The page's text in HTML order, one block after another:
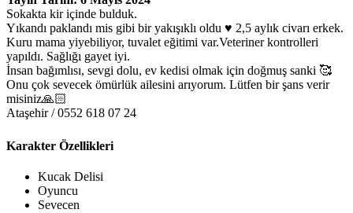
Sokakta kir içinde bulduk.
Yıkandı paklandı mis gibi bir yakışıklı oldu ♥️ 2,5 aylık civarı erkek.
Kuru mama yiyebiliyor, tuvalet eğitimi var.Veteriner kontrolleri
yapıldı. Sağlığı gayet iyi.
İnsan bağımlısı, sevgi dolu, ev kedisi olmak için doğmuş sanki 🥰
Onu çok sevecek ömürlük ailesini arıyorum. Lütfen bir şans verir
misiniz🙏🏻
Ataşehir / 0552 618 07 24
Karakter Özellikleri
Kucak Delisi
Oyuncu
Sevecen